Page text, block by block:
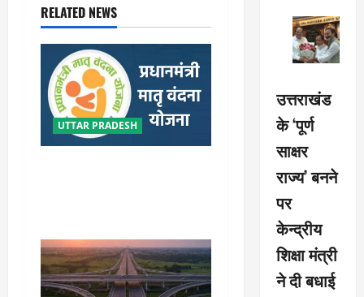
i
g
a
i
RELATED NEWS
UTTAR PRADESH
उत्तराखंड
के ‘पूर्ण
साक्षर
राज्य’ बनने
पर
केन्द्रीय
शिक्षा मंत्री
ने दी बधाई